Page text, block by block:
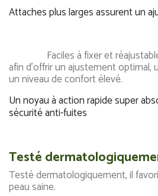
Attaches plus larges assurent un
Faciles à fixer et
afin d'offrir un ajustement optimal,
un niveau de confort élevé.
Un noyau à action rapide super
sécurité anti-fuites
Testé
Testé dermatologiquement, il
peau saine.